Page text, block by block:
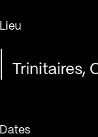
Lieu
Trinitaires,
Dates